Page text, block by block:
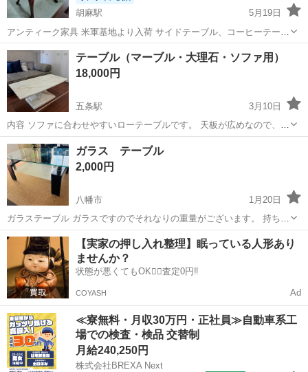
胡麻駅
5月19日
アンティーク家具 米軍基地より入荷 サイドテーブル、コーヒーテーブ
ル 重厚感あります。傷、痛み使用感あります。 倉庫にたくさんあるの
でお好きなものを選んでいただけます。
京都 南丹市 胡麻駅 テーブル 米軍基地
テーブル（マーブル・大理石・ソファ用）
18,000円
五条駅
3月10日
内容 ソファに合わせやすいローテーブルです。 天板が広めなので、食
事・作業・来客時にも使いやすいサイズ感です。 白ベースの大理石調
デザインで、部屋が明るく見え、モダンな雰囲気になります。 1年使
用しました。 大型で重量があ...
京都 京都市 テーブル
ガラス テーブル
2,000円
八幡市
1月20日
ガラステーブル ガラスですのでそれなりの重量がございます。 持ち運
びには十分お気を付け下さいませ。 サイズ：幅120 奥行60 高さ45c
京都 八幡市 テーブル ガラス
【実家の押し入れ整理】眠っている人形あり
ませんか？
状態が悪くてもOK🙆‍♀️査定0円‼️
COYASH Ad
≪寮無料・月収30万円・正社員≫自動車系工
場での検査・検品 交替制
月給240,250円
株式会社BREXA Next